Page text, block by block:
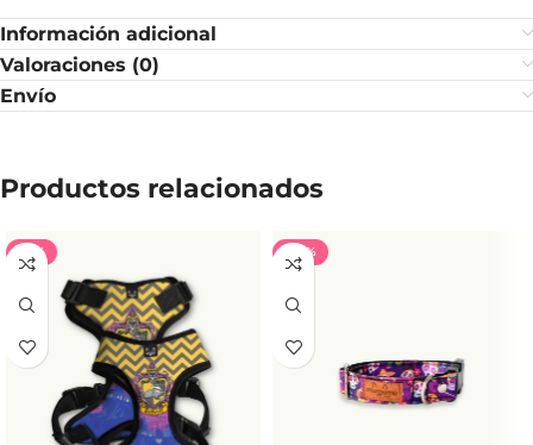
Información adicional
Valoraciones (0)
Envío
Productos relacionados
-71% -40%